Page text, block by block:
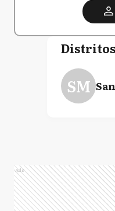
SM
Ads